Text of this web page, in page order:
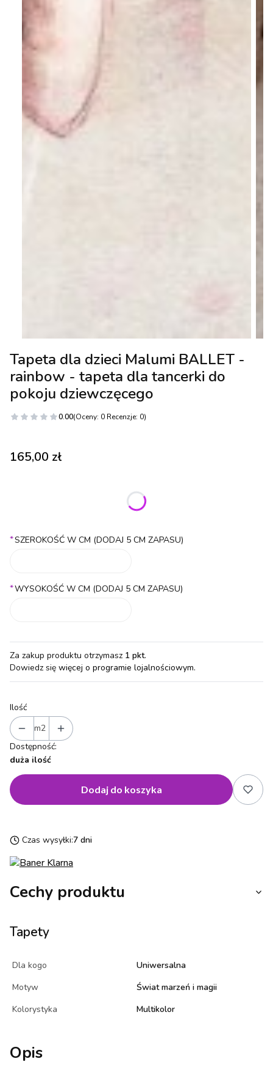
Tapeta dla dzieci Malumi BALLET -
rainbow - tapeta dla tancerki do
pokoju dziewczęcego
0.00(Oceny: 0 Recenzje: 0)
Cena
165,00 zł
Poszczególne warianty mogą różnić się ceną
*SZEROKOŚĆ W CM (DODAJ 5 CM ZAPASU)
*WYSOKOŚĆ W CM (DODAJ 5 CM ZAPASU)
Za zakup produktu otrzymasz 1 pkt.
Dowiedz się więcej o programie lojalnościowym.
Ilość
m2
Dostępność:
duża ilość
Dodaj do koszyka
Czas wysyłki:7 dni
Cechy produktu
Tapety
Dla kogo
Uniwersalna
Motyw
Świat marzeń i magii
Kolorystyka
Multikolor
Opis